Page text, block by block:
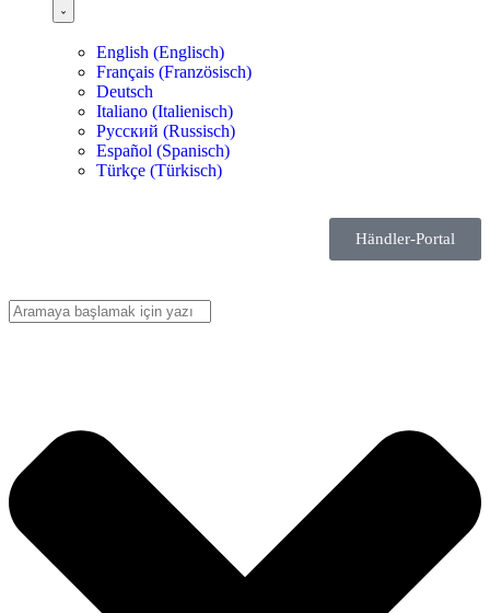
English (Englisch)
Français (Französisch)
Deutsch
Italiano (Italienisch)
Русский (Russisch)
Español (Spanisch)
Türkçe (Türkisch)
Händler-Portal